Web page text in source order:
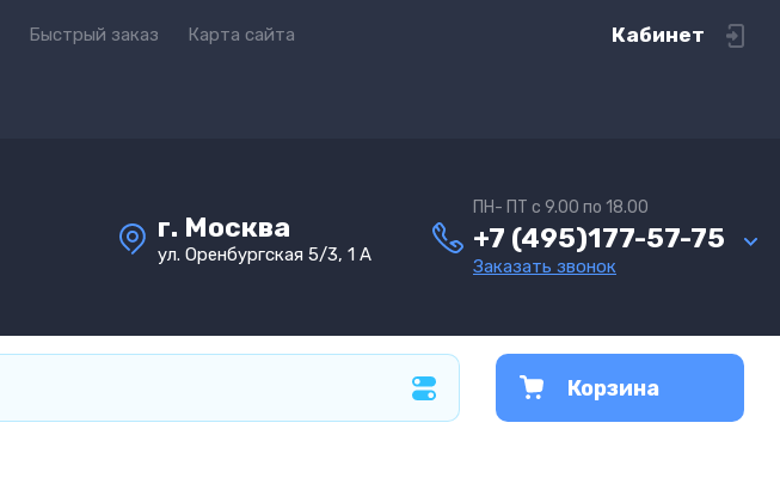
Быстрый заказ Карта сайта Кабинет
г. Москва
ул. Оренбургская 5/3, 1 А
ПН- ПТ с 9.00 по 18.00
+7 (495)177-57-75
Заказать звонок
Корзина